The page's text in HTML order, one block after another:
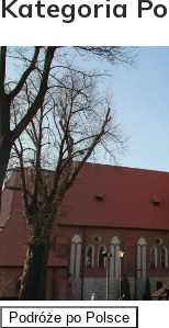
Kategoria
Podróże po Polsce